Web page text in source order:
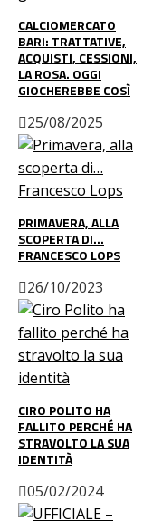
CALCIOMERCATO
BARI: TRATTATIVE,
ACQUISTI, CESSIONI,
LA ROSA. OGGI
GIOCHEREBBE COSÌ
25/08/2025
PRIMAVERA, ALLA
SCOPERTA DI…
FRANCESCO LOPS
26/10/2023
CIRO POLITO HA
FALLITO PERCHÉ HA
STRAVOLTO LA SUA
IDENTITÀ
05/02/2024